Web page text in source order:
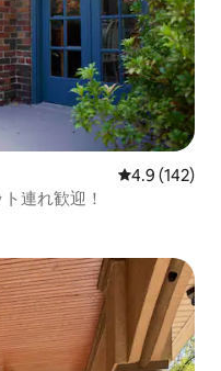
レビュー142
4.9 (142)
連れ歓迎！